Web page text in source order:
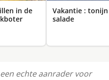
in de
Vakantie : tonijn
salade
echte aanrader voor